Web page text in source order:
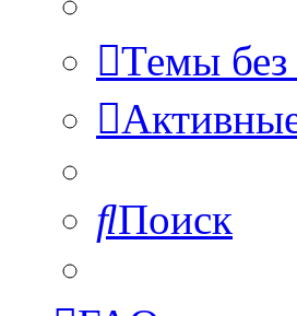
Темы без
Поиск